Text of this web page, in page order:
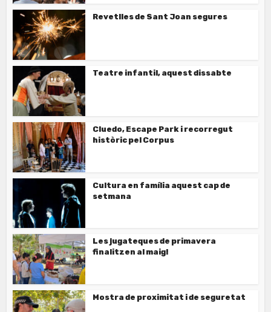
Revetlles de Sant Joan segures
Teatre infantil, aquest dissabte
Cluedo, Escape Park i recorregut
històric pel Corpus
Cultura en família aquest cap de
setmana
Les jugateques de primavera
finalitzen al maig!
Mostra de proximitat i de seguretat